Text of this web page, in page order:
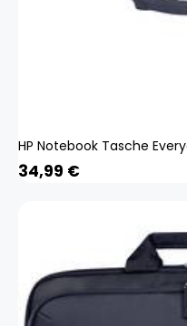
HP Notebook Tasche
34,99 €